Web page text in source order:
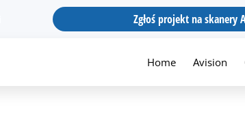
Zgłoś projekt na skanery
Home Avision